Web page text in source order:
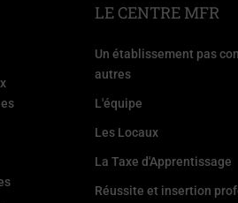
LE CENTRE MFR
Un établissement pas
autres
L'équipe
Les Locaux
La Taxe d'Apprentissage
Réussite et insertion